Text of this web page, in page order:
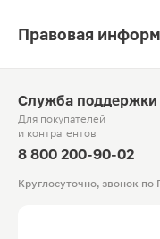
Правовая
Служба поддержки
Для покупателей
и контрагентов
8 800 200-90-02
Круглосуточно, звонок по